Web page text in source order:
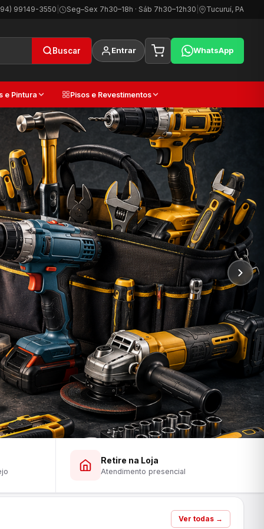
99149-3550 | Seg–Sex 7h30–18h · Sáb 7h30–12h30 Tucuruí, PA
Buscar Entrar WhatsApp
e Pintura Pisos e Revestimentos
Retire na Loja
Atendimento presencial
Ver todas →